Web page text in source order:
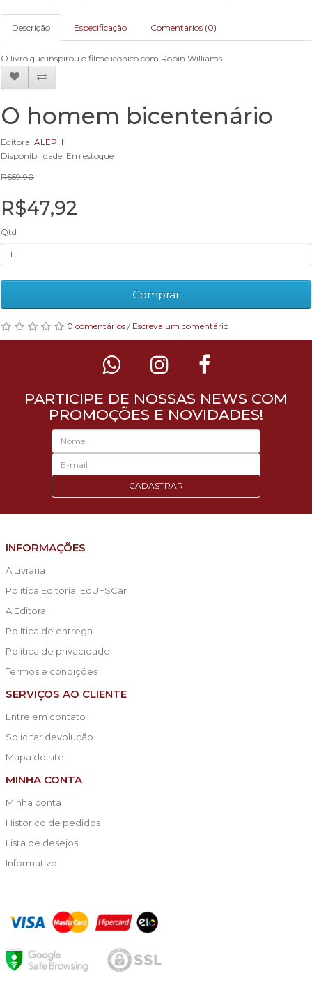
Descrição Especificação Comentários (0)
O livro que inspirou o filme icônico com Robin Williams
O homem bicentenário
Editora: ALEPH
Disponibilidade: Em estoque
R$59,90
R$47,92
Qtd
Comprar
0 comentários / Escreva um comentário
PARTICIPE DE NOSSAS NEWS COM
PROMOÇÕES E NOVIDADES!
CADASTRAR
INFORMAÇÕES
A Livraria
Política Editorial EdUFSCar
A Editora
Política de entrega
Política de privacidade
Termos e condições
SERVIÇOS AO CLIENTE
Entre em contato
Solicitar devolução
Mapa do site
MINHA CONTA
Minha conta
Histórico de pedidos
Lista de desejos
Informativo